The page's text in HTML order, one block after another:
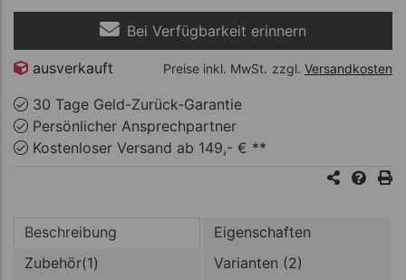
Bei Verfügbarkeit erinnern
ausverkauft Preise inkl. MwSt. zzgl. Versandkosten
30 Tage Geld-Zurück-Garantie
Persönlicher Ansprechpartner
Kostenloser Versand ab 149,- € **
Beschreibung
Eigenschaften
Zubehör(1)
Varianten (2)